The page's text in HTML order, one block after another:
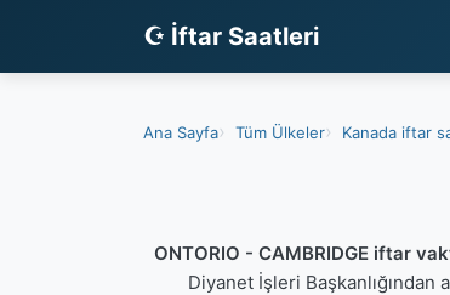
☪ İftar Saatleri
Ana Sayfa Tüm Ülkeler Kanada iftar
ONTORIO - CAMBRIDGE iftar
Diyanet İşleri